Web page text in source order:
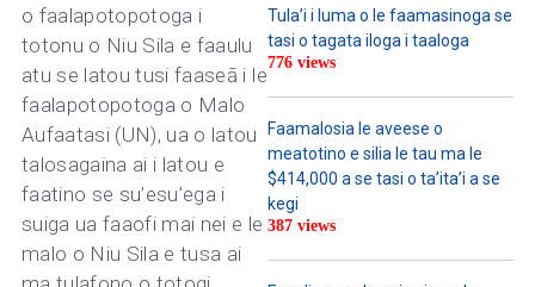
o faalapotopotoga i
totonu o Niu Sila e faaulu
atu se latou tusi faaseā i le
faalapotopotoga o Malo
Aufaatasi (UN), ua o latou
talosagaina ai i latou e
faatino se su’esu’ega i
suiga ua faaofi mai nei e le
malo o Niu Sila e tusa ai
Tula’i i luma o le faamasinoga se
tasi o tagata iloga i taaloga
776 views
Faamalosia le aveese o
meatotino e silia le tau ma le
$414,000 a se tasi o ta’ita’i a se
kegi
387 views